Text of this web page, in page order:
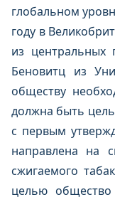
глобальном
году в
из центральных
Беновитц из
обществу
должна быть
с первым
направлена на
сжигаемого
целью